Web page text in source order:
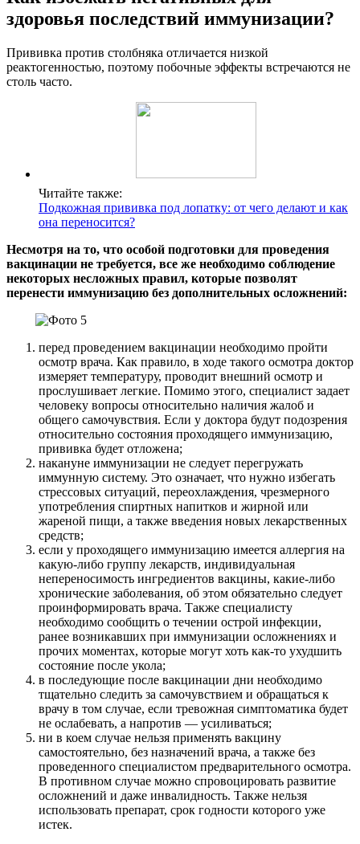
здоровья последствий иммунизации?
Прививка против столбняка отличается низкой
реактогенностью, поэтому побочные эффекты встречаются не
столь часто.
Читайте также:
Подкожная прививка под лопатку: от чего делают и как
она переносится?
Несмотря на то, что особой подготовки для проведения
вакцинации не требуется, все же необходимо соблюдение
некоторых несложных правил, которые позволят
перенести иммунизацию без дополнительных осложнений:
перед проведением вакцинации необходимо пройти
осмотр врача. Как правило, в ходе такого осмотра доктор
измеряет температуру, проводит внешний осмотр и
прослушивает легкие. Помимо этого, специалист задает
человеку вопросы относительно наличия жалоб и
общего самочувствия. Если у доктора будут подозрения
относительно состояния проходящего иммунизацию,
прививка будет отложена;
накануне иммунизации не следует перегружать
иммунную систему. Это означает, что нужно избегать
стрессовых ситуаций, переохлаждения, чрезмерного
употребления спиртных напитков и жирной или
жареной пищи, а также введения новых лекарственных
средств;
если у проходящего иммунизацию имеется аллергия на
какую-либо группу лекарств, индивидуальная
непереносимость ингредиентов вакцины, какие-либо
хронические заболевания, об этом обязательно следует
проинформировать врача. Также специалисту
необходимо сообщить о течении острой инфекции,
ранее возникавших при иммунизации осложнениях и
прочих моментах, которые могут хоть как-то ухудшить
состояние после укола;
в последующие после вакцинации дни необходимо
тщательно следить за самочувствием и обращаться к
врачу в том случае, если тревожная симптоматика будет
не ослабевать, а напротив — усиливаться;
ни в коем случае нельзя применять вакцину
самостоятельно, без назначений врача, а также без
проведенного специалистом предварительного осмотра.
В противном случае можно спровоцировать развитие
осложнений и даже инвалидность. Также нельзя
использовать препарат, срок годности которого уже
истек.